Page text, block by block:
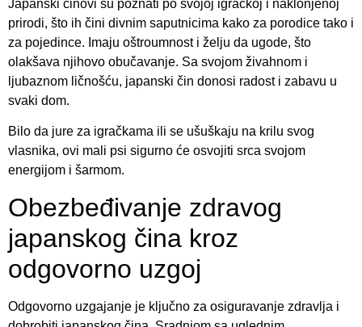
Japanski činovi su poznati po svojoj igračkoj i naklonjenoj
prirodi, što ih čini divnim saputnicima kako za porodice tako i
za pojedince. Imaju oštroumnost i želju da ugode, što
olakšava njihovo obučavanje. Sa svojom živahnom i
ljubaznom ličnošću, japanski čin donosi radost i zabavu u
svaki dom.
Bilo da jure za igračkama ili se ušuškaju na krilu svog
vlasnika, ovi mali psi sigurno će osvojiti srca svojom
energijom i šarmom.
Obezbeđivanje zdravog
japanskog čina kroz
odgovorno uzgoj
Odgovorno uzgajanje je ključno za osiguravanje zdravlja i